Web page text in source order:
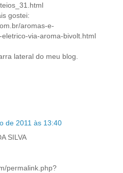
gostei:
aromas-e-
via-aroma-bivolt.html
lateral do meu blog.
de 2011 às 13:40
SILVA
permalink.php?